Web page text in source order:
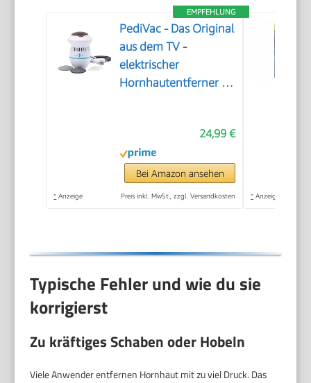
EMPFEHLUNG
PediVac - Das Original
aus dem TV -
elektrischer
Hornhautentferner -
Hornhautraspel -
Fußpflege - Pediküre -
2 Aufsätze [grob &
fein]
24,99 €
Bei Amazon ansehen
* Anzeige Preis inkl. MwSt., zzgl. Versandkosten * Anzeige
Typische Fehler und wie du sie
korrigierst
Zu kräftiges Schaben oder Hobeln
Viele Anwender entfernen Hornhaut mit zu viel Druck. Das